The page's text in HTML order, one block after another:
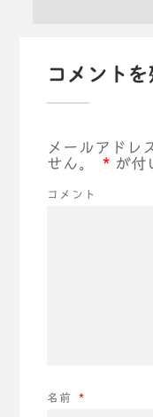
コメントを
メールアドレ
せん。
*が付
コメント
名前 *